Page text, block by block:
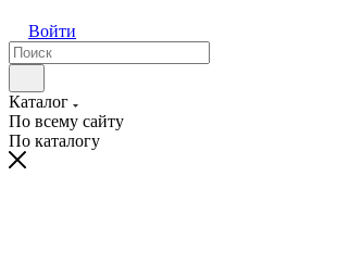
Войти
Каталог
По всему сайту
По каталогу